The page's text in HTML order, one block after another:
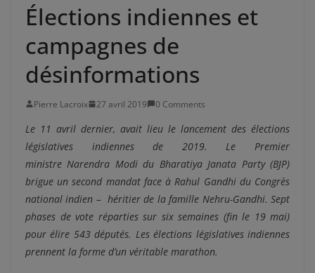
Élections indiennes et
campagnes de
désinformations
Pierre Lacroix 27 avril 2019 0 Comments
Le 11 avril dernier, avait lieu le lancement des élections
législatives indiennes de 2019. Le Premier
ministre Narendra Modi du Bharatiya Janata Party (BJP)
brigue un second mandat face à Rahul Gandhi du Congrès
national indien – héritier de la famille Nehru-Gandhi. Sept
phases de vote réparties sur six semaines (fin le 19 mai)
pour élire 543 députés. Les élections législatives indiennes
prennent la forme d’un véritable marathon.